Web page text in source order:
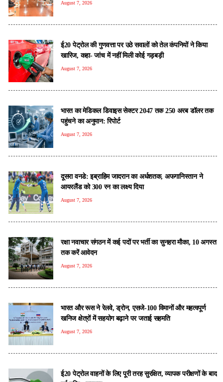
August 7, 2026
ई20 पेट्रोल की गुणवत्ता पर उठे सवालों को तेल कंपनियों ने किया
खारिज, कहा- जांच में नहीं मिली कोई गड़बड़ी
August 7, 2026
भारत का मेडिकल डिवाइस सेक्टर 2047 तक 250 अरब डॉलर तक
पहुंचने का अनुमान: रिपोर्ट
August 7, 2026
दूसरा वनडे: इब्राहिम जादरान का अर्धशतक, अफगानिस्तान ने
आयरलैंड को 300 रन का लक्ष्य दिया
August 7, 2026
रक्षा नवाचार संगठन में कई पदों पर भर्ती का सुनहरा मौका, 10 अगस्त
तक करें आवेदन
August 7, 2026
भारत और रूस ने रेलवे, ड्रोन, एसजे-100 विमानों और महत्वपूर्ण
खनिज क्षेत्रों में सहयोग बढ़ाने पर जताई सहमति
August 7, 2026
ई20 पेट्रोल वाहनों के लिए पूरी तरह सुरक्षित, व्यापक परीक्षणों के बाद